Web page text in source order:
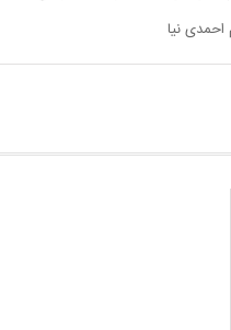
احمدی نیا